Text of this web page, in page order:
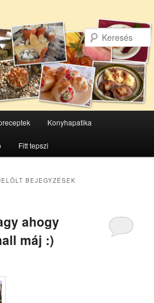
Konyhapatika
Fitt tepszi
BEJEGYZÉSEK
ahogy
máj :)